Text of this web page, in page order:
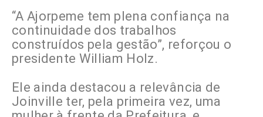
“A Ajorpeme tem plena confiança na
continuidade dos trabalhos
construídos pela gestão”, reforçou o
presidente William Holz.
Ele ainda destacou a relevância de
Joinville ter, pela primeira vez, uma